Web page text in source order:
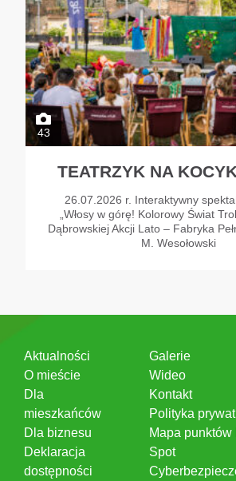
43
TEATRZYK NA
26.07.2026 r. Interaktywny
„Włosy w górę! Kolorowy Świat
Dąbrowskiej Akcji Lato – Fabryka
M. Wesołowski
Aktualności
O mieście
Dla
mieszkańców
Dla biznesu
Deklaracja
dostępności
Galerie
Wideo
Kontakt
Polityka
Mapa punktów
Spot